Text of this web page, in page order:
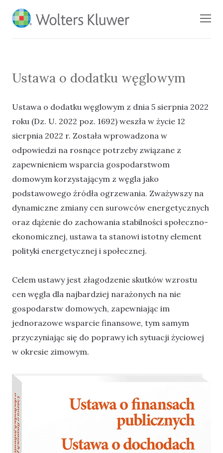
BLOG KSIĘGARNI
PROFINFO.PL
Ustawa o dodatku węglowym
Ustawa o dodatku węglowym z dnia 5 sierpnia 2022
roku (Dz. U. 2022 poz. 1692) weszła w życie 12
sierpnia 2022 r. Została wprowadzona w
odpowiedzi na rosnące potrzeby związane z
zapewnieniem wsparcia gospodarstwom
domowym korzystającym z węgla jako
podstawowego źródła ogrzewania. Zważywszy na
dynamiczne zmiany cen surowców energetycznych
oraz dążenie do zachowania stabilności społeczno-
ekonomicznej, ustawa ta stanowi istotny element
polityki energetycznej i społecznej.
Celem ustawy jest złagodzenie skutków wzrostu
cen węgla dla najbardziej narażonych na nie
gospodarstw domowych, zapewniając im
jednorazowe wsparcie finansowe, tym samym
przyczyniając się do poprawy ich sytuacji życiowej
w okresie zimowym.